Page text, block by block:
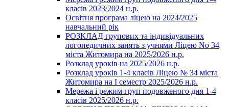
класів 2023/2024 н.р.
Освітня програма ліцею на 2024/2025
навчальний рік
РОЗКЛАД групових та індивідуальних
логопедичних занять з учнями Ліцею No 34
міста Житомира на 2025/2026 н.р.
Розклад уроків на 2025/2026 н.р.
Розклад уроків 1-4 класів Ліцею № 34 міста
Житомира на І семестр 2025/2026 н.р.
Мережа і режим груп подовженого дня 1-4
класів 2025/2026 н.р.